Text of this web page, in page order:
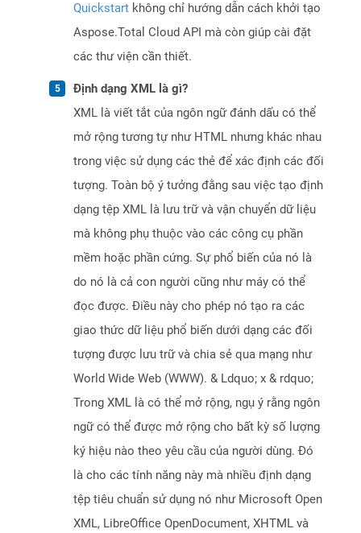
Quickstart không chỉ hướng dẫn cách khởi tạo
Aspose.Total Cloud API mà còn giúp cài đặt
các thư viện cần thiết.
Định dạng XML là gì?
XML là viết tắt của ngôn ngữ đánh dấu có thể
mở rộng tương tự như HTML nhưng khác nhau
trong việc sử dụng các thẻ để xác định các đối
tượng. Toàn bộ ý tưởng đằng sau việc tạo định
dạng tệp XML là lưu trữ và vận chuyển dữ liệu
mà không phụ thuộc vào các công cụ phần
mềm hoặc phần cứng. Sự phổ biến của nó là
do nó là cả con người cũng như máy có thể
đọc được. Điều này cho phép nó tạo ra các
giao thức dữ liệu phổ biến dưới dạng các đối
tượng được lưu trữ và chia sẻ qua mạng như
World Wide Web (WWW). & Ldquo; x & rdquo;
Trong XML là có thể mở rộng, ngụ ý rằng ngôn
ngữ có thể được mở rộng cho bất kỳ số lượng
ký hiệu nào theo yêu cầu của người dùng. Đó
là cho các tính năng này mà nhiều định dạng
tệp tiêu chuẩn sử dụng nó như Microsoft Open
XML, LibreOffice OpenDocument, XHTML và